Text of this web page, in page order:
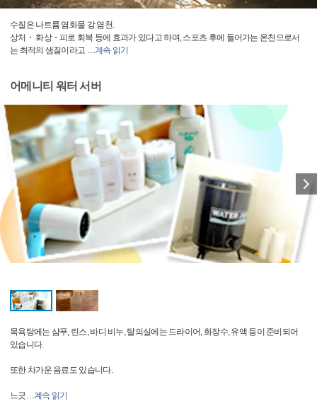
수질은 나트륨 염화물 강 염천.
상처・ 화상・피로 회복 등에 효과가 있다고 하며, 스포츠 후에 들어가는 온천으로서
는 최적의 샘질이라고 …계속 읽기
어메니티 워터 서버
목욕탕에는 샴푸, 린스, 바디 비누, 탈의실에는 드라이어, 화장수, 유액 등이 준비되어
있습니다.
또한 차가운 음료도 있습니다.
느긋…계속 읽기